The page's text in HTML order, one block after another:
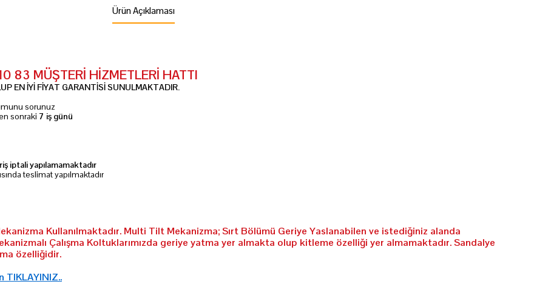
Ürün Açıklaması
83 MÜŞTERİ HİZMETLERİ HATTI
EN İYİ FİYAT GARANTİSİ SUNULMAKTADIR.
sorunuz
sonraki 7 iş günü
iptali yapılamamaktadır
teslimat yapılmaktadır
Kullanılmaktadır. Multi Tilt Mekanizma; Sırt Bölümü Geriye Yaslanabilen ve istediğiniz alanda
Çalışma Koltuklarımızda geriye yatma yer almakta olup kitleme özelliği yer almamaktadır. Sandalye
özelliğidir.
TIKLAYINIZ..